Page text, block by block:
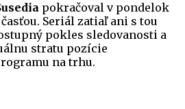
pokračoval v pondelok
Seriál zatiaľ ani s tou
pokles sledovanosti a
stratu pozície
na trhu.